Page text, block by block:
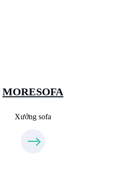
MORESOFA
Xưởng sofa